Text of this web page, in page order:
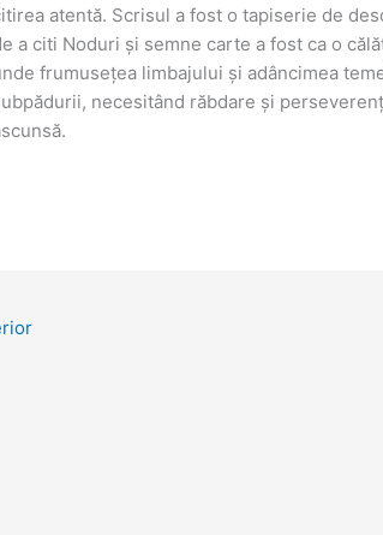
atentă. Scrisul a fost o tapiserie de
a citi Noduri și semne carte a fost ca o
frumusețea limbajului și adâncimea
necesitând răbdare și